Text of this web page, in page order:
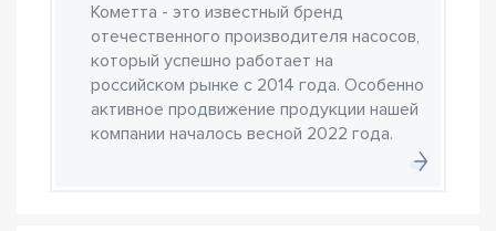
Кометта - это известный бренд
отечественного производителя насосов,
который успешно работает на
российском рынке с 2014 года. Особенно
активное продвижение продукции нашей
компании началось весной 2022 года.